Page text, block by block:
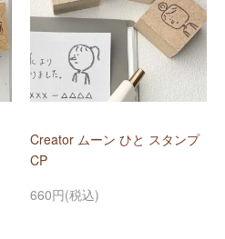
Creator ムーン ひと スタンプ
CP
660円(税込)